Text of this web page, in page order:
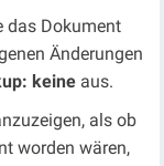
das Dokument
Änderungen
keine aus.
als ob
worden wären,